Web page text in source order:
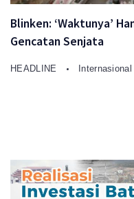
Blinken: ‘Waktunya’
Gencatan Senjata
HEADLINE Internasional